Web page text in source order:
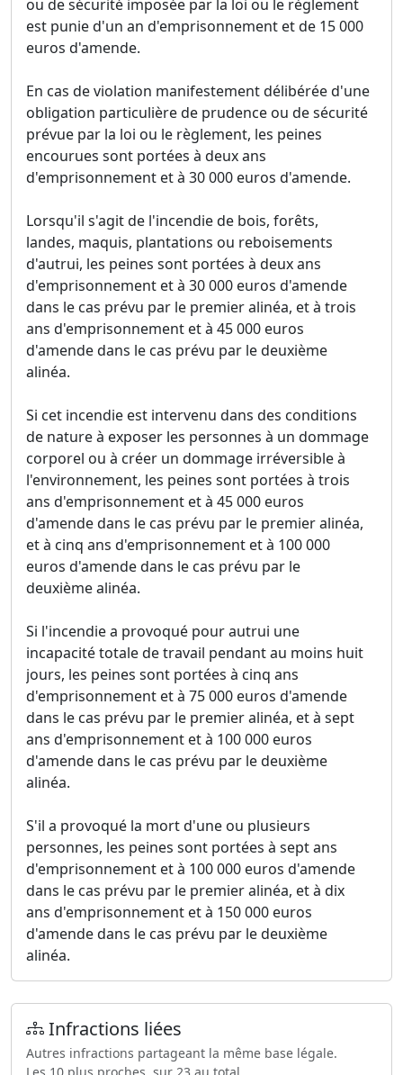
ou de sécurité imposée par la loi ou le règlement
est punie d'un an d'emprisonnement et de 15 000
euros d'amende.
En cas de violation manifestement délibérée d'une
obligation particulière de prudence ou de sécurité
prévue par la loi ou le règlement, les peines
encourues sont portées à deux ans
d'emprisonnement et à 30 000 euros d'amende.
Lorsqu'il s'agit de l'incendie de bois, forêts,
landes, maquis, plantations ou reboisements
d'autrui, les peines sont portées à deux ans
d'emprisonnement et à 30 000 euros d'amende
dans le cas prévu par le premier alinéa, et à trois
ans d'emprisonnement et à 45 000 euros
d'amende dans le cas prévu par le deuxième
alinéa.
Si cet incendie est intervenu dans des conditions
de nature à exposer les personnes à un dommage
corporel ou à créer un dommage irréversible à
l'environnement, les peines sont portées à trois
ans d'emprisonnement et à 45 000 euros
d'amende dans le cas prévu par le premier alinéa,
et à cinq ans d'emprisonnement et à 100 000
euros d'amende dans le cas prévu par le
deuxième alinéa.
Si l'incendie a provoqué pour autrui une
incapacité totale de travail pendant au moins huit
jours, les peines sont portées à cinq ans
d'emprisonnement et à 75 000 euros d'amende
dans le cas prévu par le premier alinéa, et à sept
ans d'emprisonnement et à 100 000 euros
d'amende dans le cas prévu par le deuxième
alinéa.
S'il a provoqué la mort d'une ou plusieurs
personnes, les peines sont portées à sept ans
d'emprisonnement et à 100 000 euros d'amende
dans le cas prévu par le premier alinéa, et à dix
ans d'emprisonnement et à 150 000 euros
d'amende dans le cas prévu par le deuxième
alinéa.
Infractions liées
Autres infractions partageant la même base légale.
Les 10 plus proches, sur 23 au total.